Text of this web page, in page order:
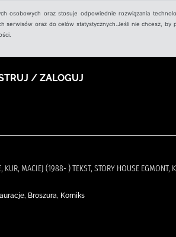
osobowych oraz stosuje odpowiednie rozwiązania
oraz do celów statystycznych.Jeśli nie chcesz, by
/ ZALOGUJ
MACIEJ (1988- ) TEKST, STORY HOUSE
Broszura, Komiks